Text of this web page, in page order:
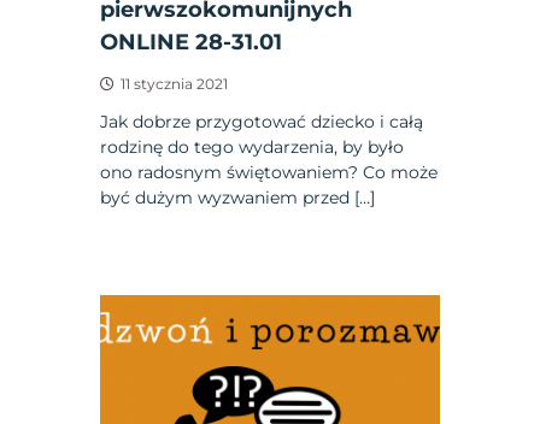
pierwszokomunijnych
ONLINE 28-31.01
11 stycznia 2021
Jak dobrze przygotować dziecko i całą
rodzinę do tego wydarzenia, by było
ono radosnym świętowaniem? Co może
być dużym wyzwaniem przed […]